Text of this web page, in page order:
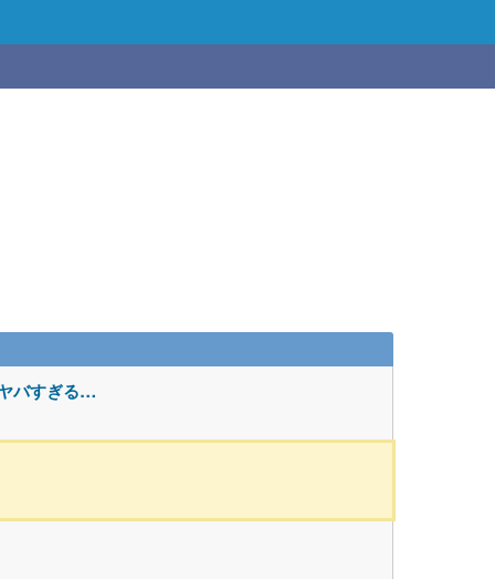
バすぎる…